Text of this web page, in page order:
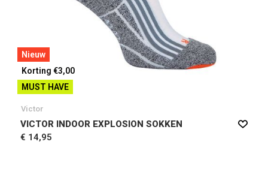
Nieuw
Korting €3,00
MUST HAVE
Victor
VICTOR INDOOR EXPLOSION SOKKEN
€ 14,95